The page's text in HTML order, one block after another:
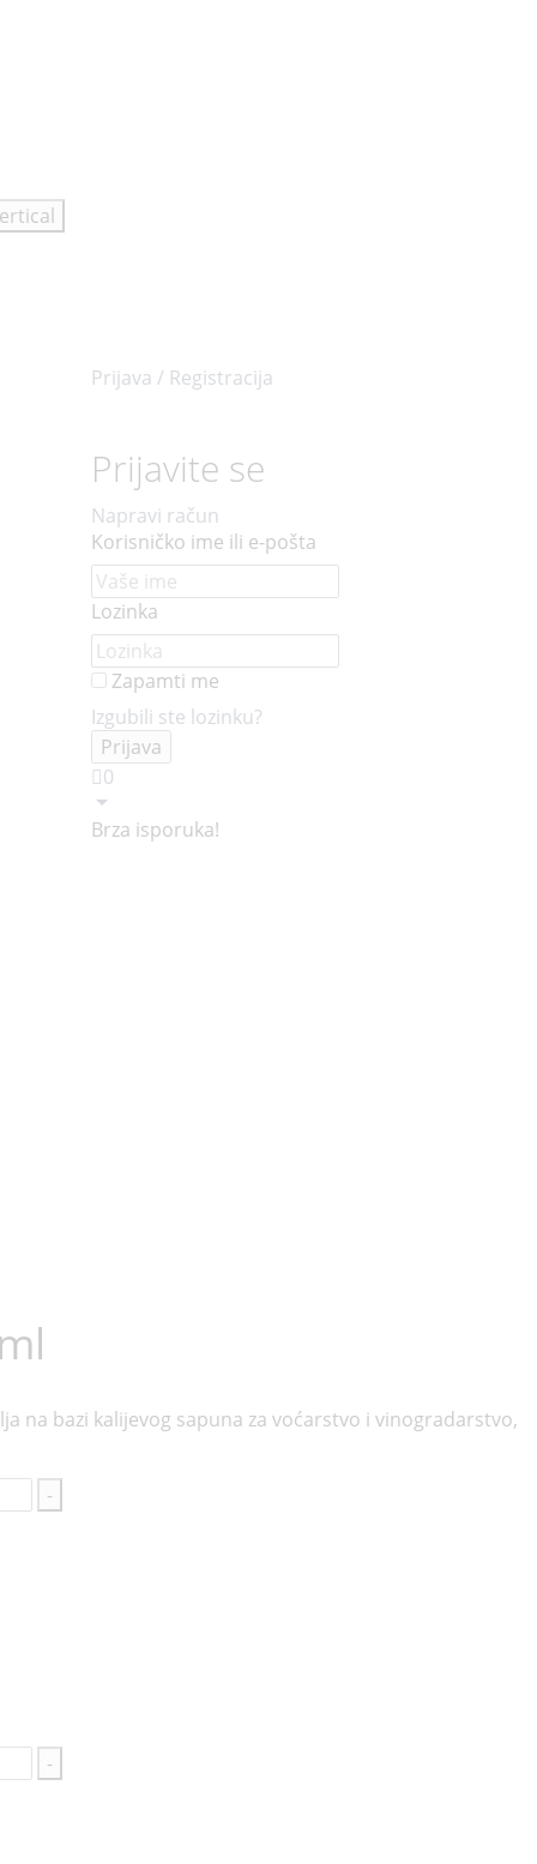
Prijava / Registracija
Prijavite se
Napravi račun
Korisničko ime ili e-pošta
Lozinka
Zapamti me
Izgubili ste lozinku?
0
Brza isporuka!
na bazi kalijevog sapuna za voćarstvo i vinogradarstvo,
-
-